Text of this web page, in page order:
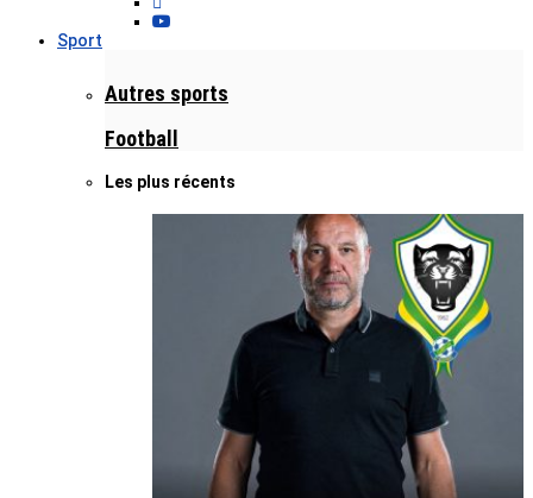
Sport
Autres sports
Football
Les plus récents